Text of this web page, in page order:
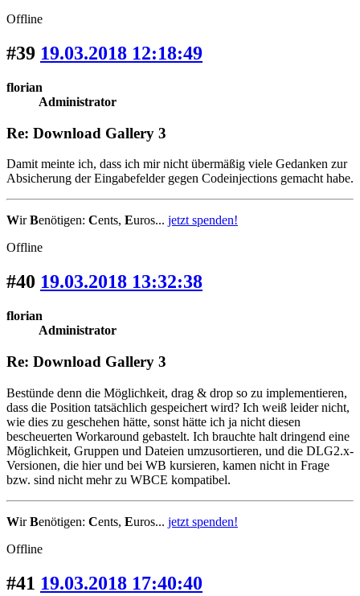
Offline
#39 19.03.2018 12:18:49
florian
Administrator
Re: Download Gallery 3
Damit meinte ich, dass ich mir nicht übermäßig viele Gedanken zur
Absicherung der Eingabefelder gegen Codeinjections gemacht habe.
WirBenötigen: Cents, Euros... jetzt spenden!
Offline
#40 19.03.2018 13:32:38
florian
Administrator
Re: Download Gallery 3
Bestünde denn die Möglichkeit, drag & drop so zu implementieren,
dass die Position tatsächlich gespeichert wird? Ich weiß leider nicht,
wie dies zu geschehen hätte, sonst hätte ich ja nicht diesen
bescheuerten Workaround gebastelt. Ich brauchte halt dringend eine
Möglichkeit, Gruppen und Dateien umzusortieren, und die DLG2.x-
Versionen, die hier und bei WB kursieren, kamen nicht in Frage
bzw. sind nicht mehr zu WBCE kompatibel.
WirBenötigen: Cents, Euros... jetzt spenden!
Offline
#41 19.03.2018 17:40:40